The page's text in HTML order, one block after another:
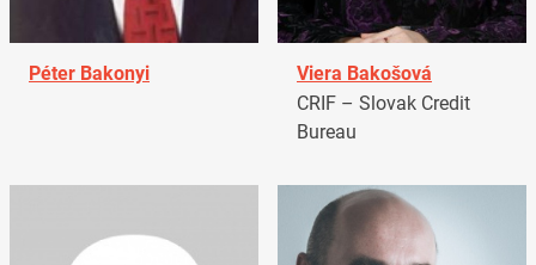
Péter Bakonyi
Viera Bakošová
CRIF – Slovak Credit
Bureau